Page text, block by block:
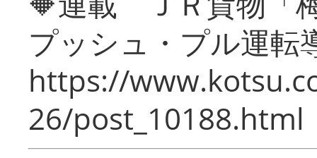
プッシュ・プル運転
https://
26/post_10188.html